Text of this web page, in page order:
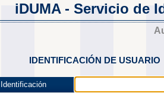
iDUMA - Servicio de
IDENTIFICACIÓN DE USUARIO
Identificación